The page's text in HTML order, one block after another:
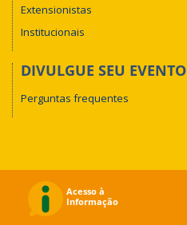
Extensionistas
Institucionais
DIVULGUE SEU EVENTO
Perguntas frequentes